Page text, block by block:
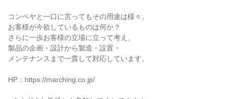
コンベヤと一口に言ってもその用途は様々。
お客様が今欲しているものは何か？
さらに一歩お客様の立場に立って考え、
製品の企画・設計から製造・設置・
メンテナンスまで一貫して対応しています。
HP：https://marching.co.jp/